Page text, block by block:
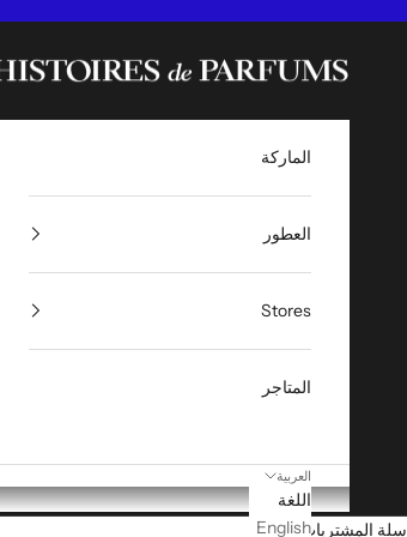
Histoires de Parfums ME
الماركة
العطور
Stores
المتاجر
العربية
اللغة
Englishسلة المشتريات